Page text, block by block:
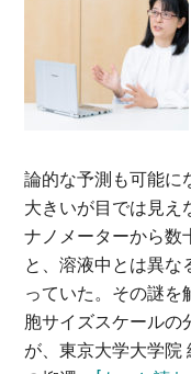
論的な予測も可能に
大きいが目では見え
ナノメーターから数
と、溶液中とは異な
っていた。その謎を
胞サイズスケールの
が、東京大学大学院